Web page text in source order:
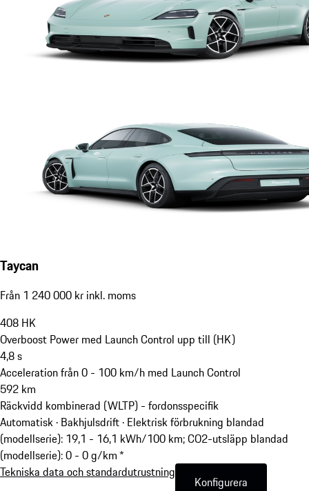
Taycan
Från 1 240 000 kr inkl. moms
408 HK
Overboost Power med Launch Control upp till (HK)
4,8s
Acceleration från 0 - 100 km/h med Launch Control
592 km
Räckvidd kombinerad (WLTP) - fordonsspecifik
Automatisk · Bakhjulsdrift · Elektrisk förbrukning blandad
(modellserie): 19,1 - 16,1 kWh/100 km; CO2-utsläpp blandad
(modellserie): 0 - 0 g/km *
Tekniska data och standardutrustning
Konfigurera